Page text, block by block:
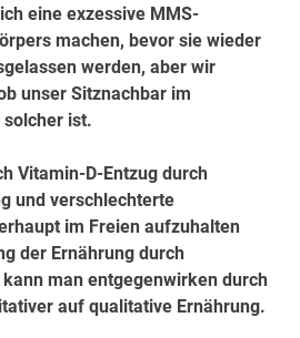
eine exzessive MMS-
machen, bevor sie wieder
werden, aber wir
unser Sitznachbar im
ist.
Vitamin-D-Entzug durch
und verschlechterte
im Freien aufzuhalten
der Ernährung durch
man entgegenwirken durch
auf qualitative Ernährung.